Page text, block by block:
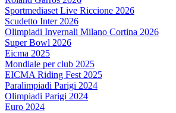
Sportmediaset Live Riccione 2026
Scudetto Inter 2026
Olimpiadi Invernali Milano Cortina 2026
Super Bowl 2026
Eicma 2025
Mondiale per club 2025
EICMA Riding Fest 2025
Paralimpiadi Parigi 2024
Olimpiadi Parigi 2024
Euro 2024